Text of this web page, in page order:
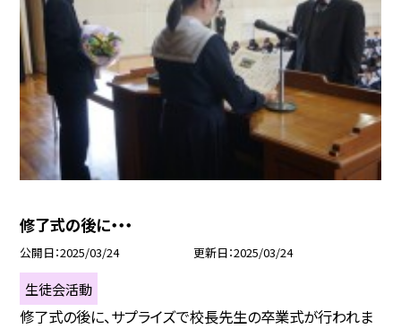
修了式の後に・・・
公開日 2025/03/24 更新日 2025/03/24
生徒会活動
修了式の後に、サプライズで校長先生の卒業式が行われま